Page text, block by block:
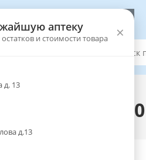
аптеку
и стоимости товара ×
д. 13
д.13
линзы
Season